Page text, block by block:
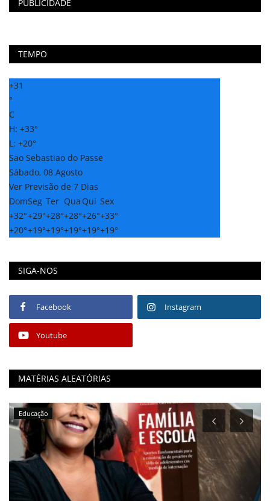
PUBLICIDADE
TEMPO
+31
°
C
H: +33°
L: +20°
Sao Sebastiao do Passe
Sábado, 08 Agosto
Ver Previsão de 7 Dias
DomSeg Ter Qua Qui Sex
+32°+29°+28°+28°+26°+33°
+20°+19°+19°+19°+19°+19°
SIGA-NOS
Facebook Instagram
Youtube
MATÉRIAS ALEATÓRIAS
Educação